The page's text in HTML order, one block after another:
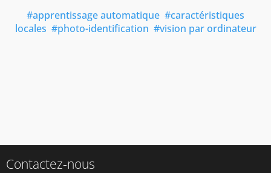
apprentissage automatique
caractéristiques
locales
photo-identification vision par ordinateur
Contactez-nous